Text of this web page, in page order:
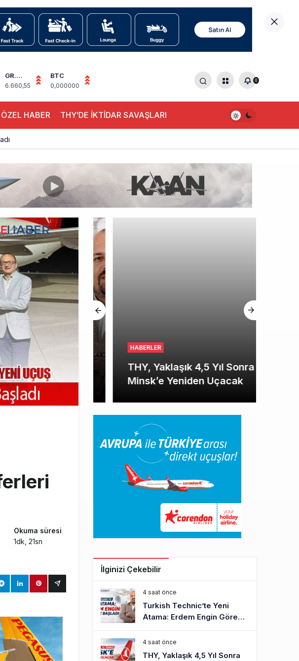
GR.
ALTIN
6.660,55
BTC
0,000000
0
ÖZEL HABER THY’DE İKTİDAR SAVAŞLARI
7’nciliğe Yükseldi
Vurdu
Kuruldu
Okuma süresi
1dk, 21sn
HABERLER
THY, Yaklaşık 4,5 Yıl Sonra
Minsk’e Yeniden Uçacak
İlginizi Çekebilir
4 saat önce
Turkish Technic’te Yeni
Atama: Erdem Engin Göreve
Başladı
4 saat önce
THY, Yaklaşık 4,5 Yıl Sonra